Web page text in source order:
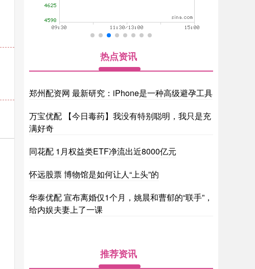
热点资讯
郑州配资网 最新研究：iPhone是一种高级避孕工具
万宝优配 【今日毒药】我没有特别聪明，我只是充
满好奇
同花配 1月权益类ETF净流出近8000亿元
怀远股票 博物馆是如何让人“上头”的
华泰优配 宣布离婚仅1个月，姚晨和曹郁的“联手”，
给内娱夫妻上了一课
推荐资讯